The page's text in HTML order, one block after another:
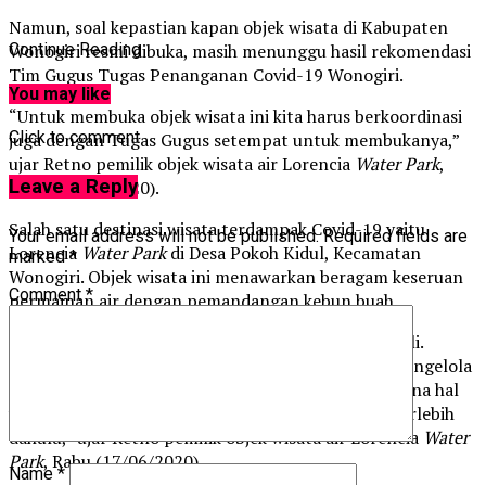
Namun, soal kepastian kapan objek wisata di Kabupaten
Wonogiri resmi dibuka, masih menunggu hasil rekomendasi
Tim Gugus Tugas Penanganan Covid-19 Wonogiri.
“Untuk membuka objek wisata ini kita harus berkoordinasi
juga dengan Tugas Gugus setempat untuk membukanya,”
ujar Retno pemilik objek wisata air Lorencia Water Park,
Rabu (17/06/2020).
Salah satu destinasi wisata terdampak Covid-19 yaitu
Lorencia Water Parkdi Desa Pokoh Kidul, Kecamatan
Wonogiri. Objek wisata ini menawarkan beragam keseruan
permainan air dengan pemandangan kebun buah.
“ Sejak Covid-19 ini tidak ada pemasukan sama sekali.
Namun, terkait perawatan tetap ada. Sedangkan pengelola
lainnya yakni bersih-bersih 2 atau 3 hari sekali, karena hal
yang paling utama adalah kesehatan masyarakat terlebih
dahulu,” ujar Retno pemilik objek wisata air Lorencia Water
Park, Rabu (17/06/2020).
Continue Reading
You may like
Click to comment
Leave a Reply
Your email address will not be published. Required fields are
marked*
Comment*
Name*